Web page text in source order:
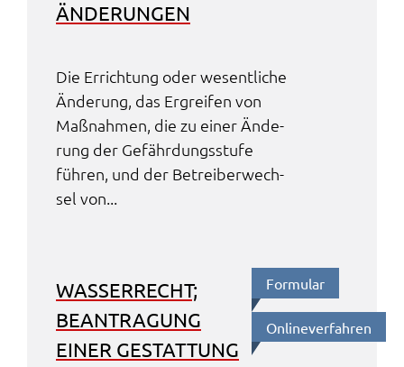
ÄNDE­RUN­GEN
Die Errich­tung oder wesent­li­che
Ände­rung, das Ergrei­fen von
Maßnah­men, die zu einer Ände­
rung der Gefähr­dungs­stu­fe
führen, und der Betrei­ber­wech­
sel von...
WASSER­RECHT;
BEAN­TRA­GUNG
EINER GESTAT­TUNG
Formu­lar
Online­ver­fah­ren